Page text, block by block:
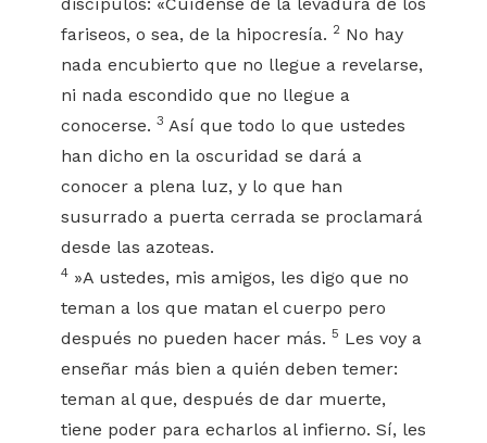
fariseos, o sea, de la hipocresía. 2 No hay
nada encubierto que no llegue a revelarse,
ni nada escondido que no llegue a
conocerse. 3 Así que todo lo que ustedes
han dicho en la oscuridad se dará a
conocer a plena luz, y lo que han
susurrado a puerta cerrada se proclamará
desde las azoteas.
4 »A ustedes, mis amigos, les digo que no
teman a los que matan el cuerpo pero
después no pueden hacer más. 5 Les voy a
enseñar más bien a quién deben temer:
teman al que, después de dar muerte,
tiene poder para echarlos al infierno. Sí, les